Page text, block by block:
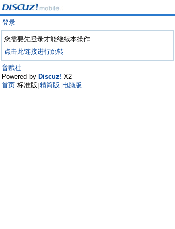
登录
您需要先登录才能继续本操作
点击此链接进行跳转
音赋社
Powered by Discuz! X2
首页 标准版 精简版 电脑版